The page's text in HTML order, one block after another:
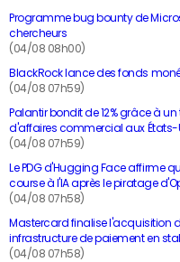
Programme bug bounty de
chercheurs
(04/08 08h00)
BlackRock lance des fonds
(04/08 07h59)
Palantir bondit de 12% grâce à
d'affaires commercial aux États-
(04/08 07h59)
Le PDG d'Hugging Face affirme
course à l'IA après le piratage
(04/08 07h58)
Mastercard finalise l'acquisition
infrastructure de paiement en
(04/08 07h58)